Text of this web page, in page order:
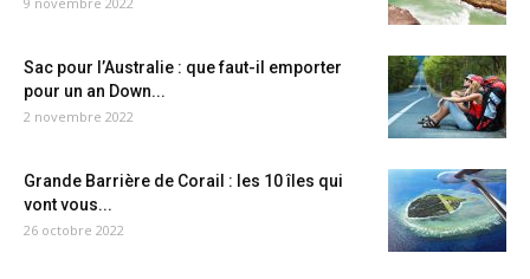
Sac pour l’Australie : que faut-il emporter
pour un an Down...
2 novembre 2022
Grande Barrière de Corail : les 10 îles qui
vont vous...
26 octobre 2022